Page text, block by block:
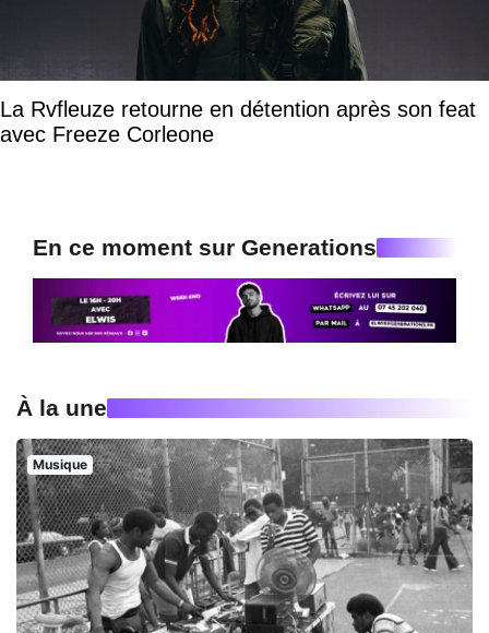
La Rvfleuze retourne en détention après son feat
avec Freeze Corleone
En ce moment sur Generations
À la une
Musique